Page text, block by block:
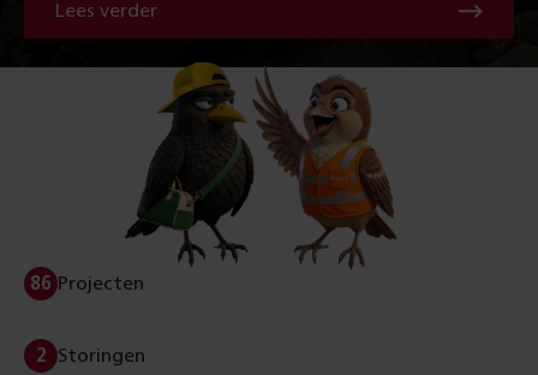
Lees verder
Over
Nu
Snel
(Aantal
projecten
86 Projecten
Snel
(Aantal
2) Storingen